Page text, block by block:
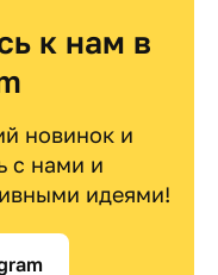
к нам в
новинок и
с нами и
идеями!